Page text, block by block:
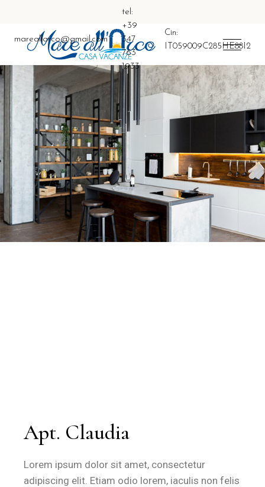
mareallarco@gmail.com
tel:
+39
347
763
1933
Cin:
IT059009C285HE88I2
Apt. Claudia
Lorem ipsum dolor sit amet, consectetur
adipiscing elit. Etiam odio lorem, iaculis non felis